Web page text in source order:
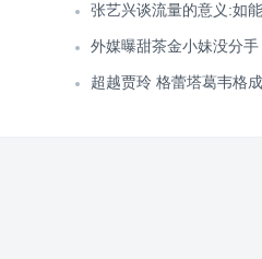
张艺兴谈流量的意义:如
外媒曝甜茶金小妹没分
超越贾玲 格蕾塔葛韦格